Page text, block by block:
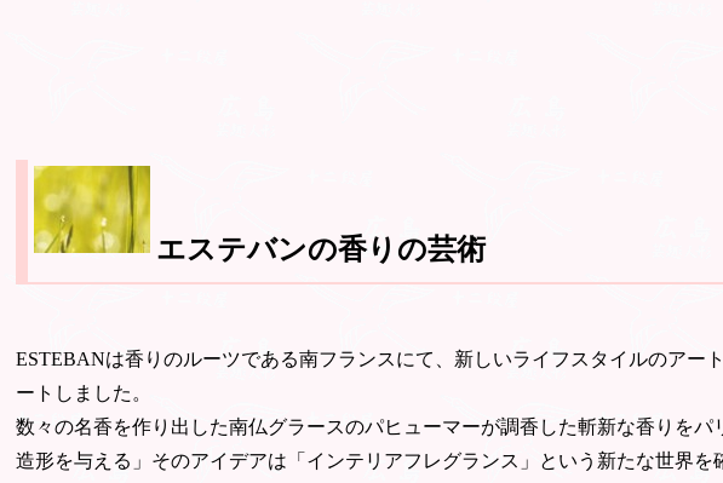
エステバンの香りの芸術
ESTEBANは香りのルーツである南フランスにて、新しいライフスタイルのアー
ートしました。
数々の名香を作り出した南仏グラースのパヒューマーが調香した斬新な香りを
造形を与える」そのアイデアは「インテリアフレグランス」という新たな世界を